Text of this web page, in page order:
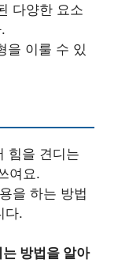
다양한 요소
을 이룰 수 있
힘을 견디는
여요.
을 하는 방법
다.
방법을 알아